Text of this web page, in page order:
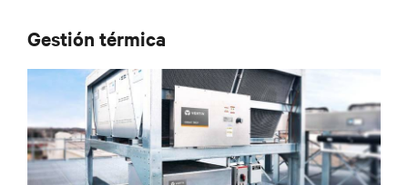
Gestión térmica